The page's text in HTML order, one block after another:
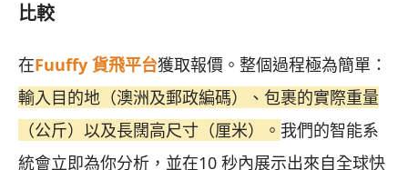
比較
在Fuuffy 貨飛平台獲取報價。整個過程極為簡單：
輸入目的地（澳洲及郵政編碼）、包裹的實際重量
（公斤）以及長闊高尺寸（厘米）。 我們的智能系
統會立即為你分析，並在10 秒內展示出來自全球快